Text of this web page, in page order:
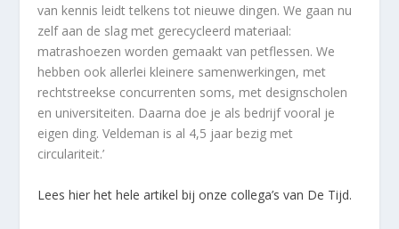
van kennis leidt telkens tot nieuwe dingen. We gaan nu
zelf aan de slag met gerecycleerd materiaal:
matrashoezen worden gemaakt van petflessen. We
hebben ook allerlei kleinere samenwerkingen, met
rechtstreekse concurrenten soms, met designscholen
en universiteiten. Daarna doe je als bedrijf vooral je
eigen ding. Veldeman is al 4,5 jaar bezig met
circulariteit.’
Lees hier het hele artikel bij onze collega’s van De Tijd.